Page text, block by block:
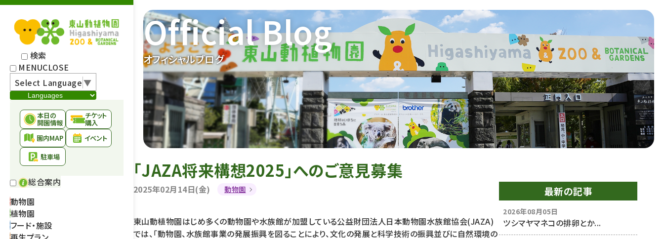
検索
MENUCLOSE
Select Language▼
本日の
開園情報
チケット
購入
園内MAP
イベント
駐車場
総合案内
動物園
植物園
フード・施設
オフィシャルブログ
Official Blog
「JAZA将来構想2025」へのご意見募集
2025年02月14日(金) 動物園
東山動植物園はじめ多くの動物園や水族館が加盟している公益財団法人日本動物園水族館協会(JAZA)
では、「動物園、水族館事業の発展振興を図ることにより、文化の発展と科学技術の振興並びに自然環境の
最新の記事
2026年08月05日
ツシマヤマネコの排卵とか...